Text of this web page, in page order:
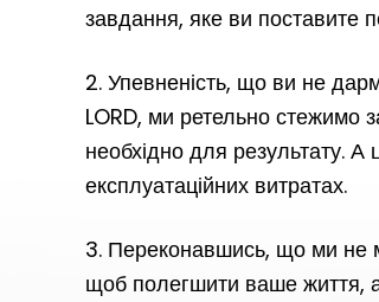
завдання, яке ви поставите
2. Упевненість, що ви не
LORD, ми ретельно стежимо
необхідно для результату. А
експлуатаційних витратах.
3. Переконавшись, що ми не
щоб полегшити ваше життя,